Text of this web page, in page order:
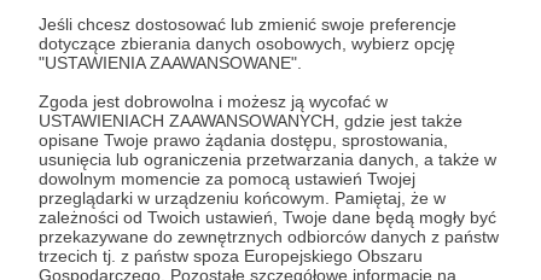
Jeśli chcesz dostosować lub zmienić swoje preferencje
dotyczące zbierania danych osobowych, wybierz opcję
"USTAWIENIA ZAAWANSOWANE".
Zgoda jest dobrowolna i możesz ją wycofać w
USTAWIENIACH ZAAWANSOWANYCH, gdzie jest także
opisane Twoje prawo żądania dostępu, sprostowania,
usunięcia lub ograniczenia przetwarzania danych, a także w
dowolnym momencie za pomocą ustawień Twojej
przeglądarki w urządzeniu końcowym. Pamiętaj, że w
zależności od Twoich ustawień, Twoje dane będą mogły być
przekazywane do zewnętrznych odbiorców danych z państw
trzecich tj. z państw spoza Europejskiego Obszaru
Gospodarczego. Pozostałe szczegółowe informacje na
Zostań Patronem
Promowani autorzy
Karczmarz